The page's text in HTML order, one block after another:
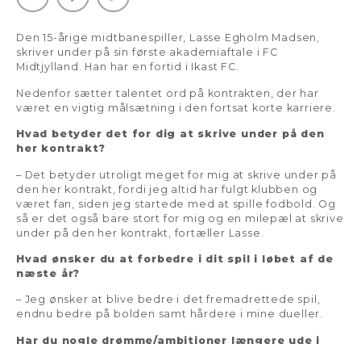
Den 15-årige midtbanespiller, Lasse Egholm Madsen,
skriver under på sin første akademiaftale i FC
Midtjylland. Han har en fortid i Ikast FC.
Nedenfor sætter talentet ord på kontrakten, der har
været en vigtig målsætning i den fortsat korte karriere.
Hvad betyder det for dig at skrive under på den
her kontrakt?
– Det betyder utroligt meget for mig at skrive under på
den her kontrakt, fordi jeg altid har fulgt klubben og
været fan, siden jeg startede med at spille fodbold. Og
så er det også bare stort for mig og en milepæl at skrive
under på den her kontrakt, fortæller Lasse.
Hvad ønsker du at forbedre i dit spil i løbet af de
næste år?
– Jeg ønsker at blive bedre i det fremadrettede spil,
endnu bedre på bolden samt hårdere i mine dueller.
Har du nogle drømme/ambitioner længere ude i